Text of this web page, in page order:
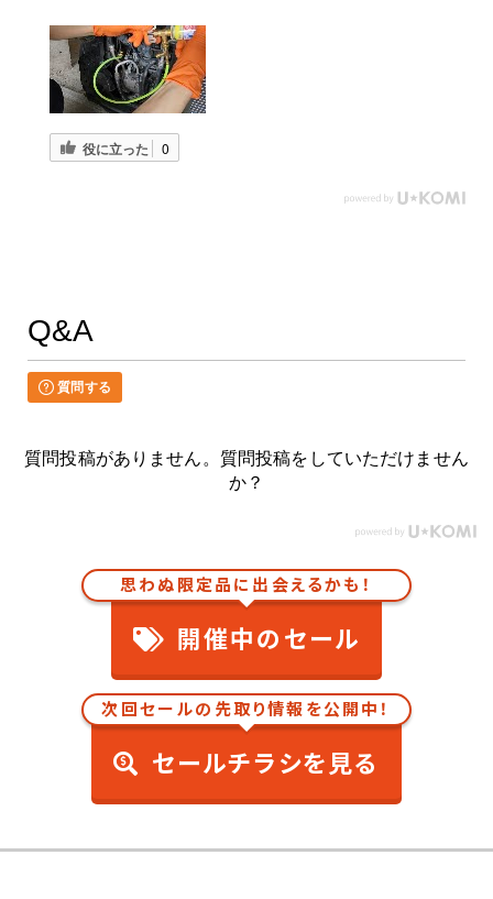
役に立った 0
Q&A
質問する
質問投稿がありません。質問投稿をしていただけません
か？
思わぬ限定品に出会えるかも！
開催中のセール
次回セールの先取り情報を公開中！
セールチラシを見る